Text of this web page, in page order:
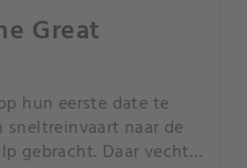
Great
hun eerste date te
naar de
gebracht. Daar vecht